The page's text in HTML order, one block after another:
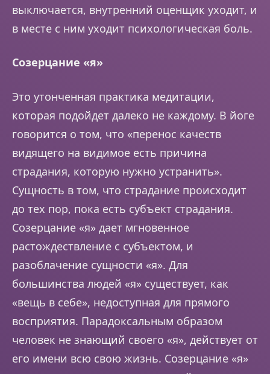
выключается, внутренний оценщик уходит, и
в месте с ним уходит психологическая боль.
Созерцание «я»
Это утонченная практика медитации,
которая подойдет далеко не каждому. В йоге
говорится о том, что «перенос качеств
видящего на видимое есть причина
страдания, которую нужно устранить».
Сущность в том, что страдание происходит
до тех пор, пока есть субъект страдания.
Созерцание «я» дает мгновенное
растождествление с субъектом, и
разоблачение сущности «я». Для
большинства людей «я» существует, как
«вещь в себе», недоступная для прямого
восприятия. Парадоксальным образом
человек не знающий своего «я», действует от
его имени всю свою жизнь. Созерцание «я»